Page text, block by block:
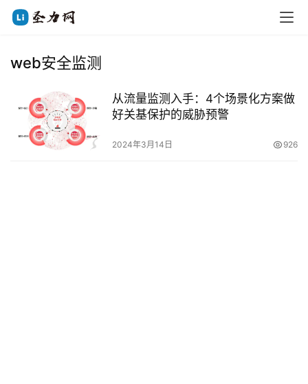
web安全监测
从流量监测入手：4个场景化方案做
好关基保护的威胁预警
2024年3月14日 926